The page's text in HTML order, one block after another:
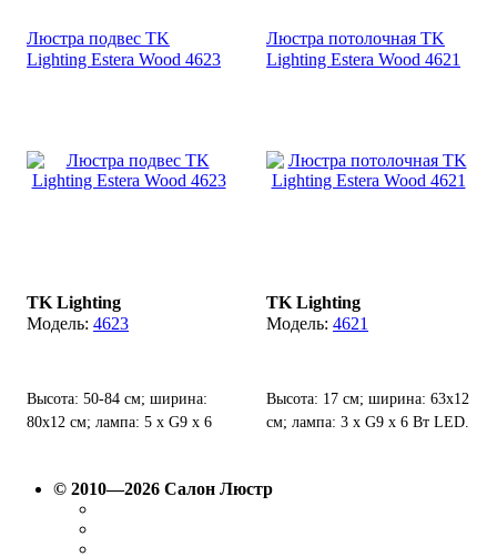
Люстра подвес TK
Lighting Estera Wood 4623
TK Lighting
4623
Высота: 50-84 см; ширина:
80х12 см; лампа: 5 х G9 х 6
Люстра потолочная TK
Lighting Estera Wood 4621
TK Lighting
4621
Высота: 17 см; ширина: 63х12
см; лампа: 3 х G9 х 6 Вт LED.
© 2010—2026 Салон Люстр